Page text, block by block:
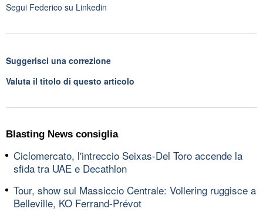
Segui Federico su Linkedin
Suggerisci una correzione
Valuta il titolo di questo articolo
Blasting News consiglia
Ciclomercato, l'intreccio Seixas-Del Toro accende la
sfida tra UAE e Decathlon
Tour, show sul Massiccio Centrale: Vollering ruggisce a
Belleville, KO Ferrand-Prévot